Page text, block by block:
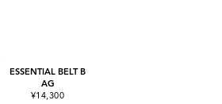
ESSENTIAL BELT B
AG
¥14,300